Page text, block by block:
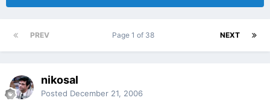
PREV NEXT
Page 1 of 38
nikosal
Posted December 21, 2006